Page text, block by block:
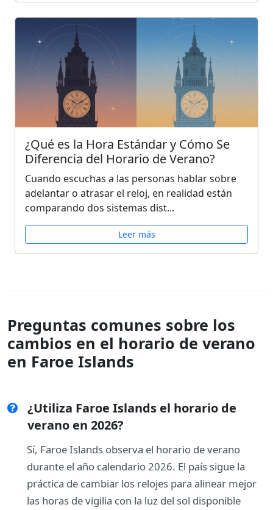
¿Qué es la Hora Estándar y Cómo Se
Diferencia del Horario de Verano?
Cuando escuchas a las personas hablar sobre
adelantar o atrasar el reloj, en realidad están
comparando dos sistemas dist...
Leer más
Preguntas comunes sobre los
cambios en el horario de verano
en Faroe Islands
¿Utiliza Faroe Islands el horario de
verano en 2026?
Sí, Faroe Islands observa el horario de verano
durante el año calendario 2026. El país sigue la
práctica de cambiar los relojes para alinear mejor
las horas de vigilia con la luz del sol disponible